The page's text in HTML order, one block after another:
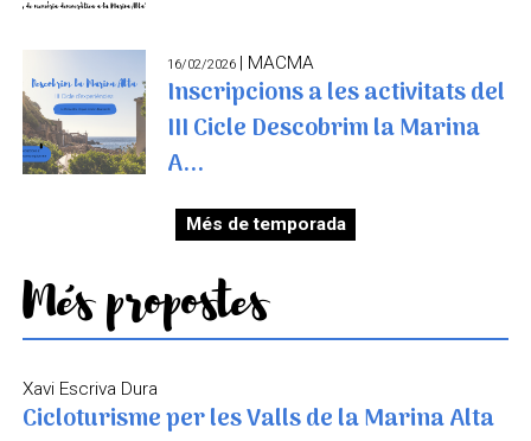
16/02/2026 | MACMA
Inscripcions a les activitats del
III Cicle Descobrim la Marina
A...
Més de temporada
Més propostes
Xavi Escriva Dura
Cicloturisme per les Valls de la Marina Alta